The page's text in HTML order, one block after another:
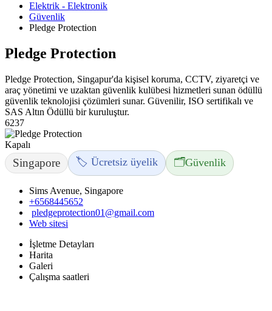
Elektrik - Elektronik
Güvenlik
Pledge Protection
Pledge Protection
Pledge Protection, Singapur'da kişisel koruma, CCTV, ziyaretçi ve
araç yönetimi ve uzaktan güvenlik kulübesi hizmetleri sunan ödüllü
güvenlik teknolojisi çözümleri sunar. Güvenilir, ISO sertifikalı ve
SAS Altın Ödüllü bir kuruluştur.
6237
Kapalı
Singapore 🏷️ Ücretsiz üyelik 🗂️Güvenlik
Sims Avenue, Singapore
+6568445652
pledgeprotection01@gmail.com
Web sitesi
İşletme Detayları
Harita
Galeri
Çalışma saatleri